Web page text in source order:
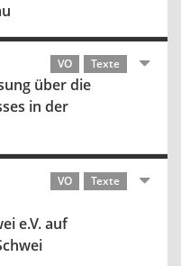
VO Texte
über die
in der
VO Texte
e.V. auf